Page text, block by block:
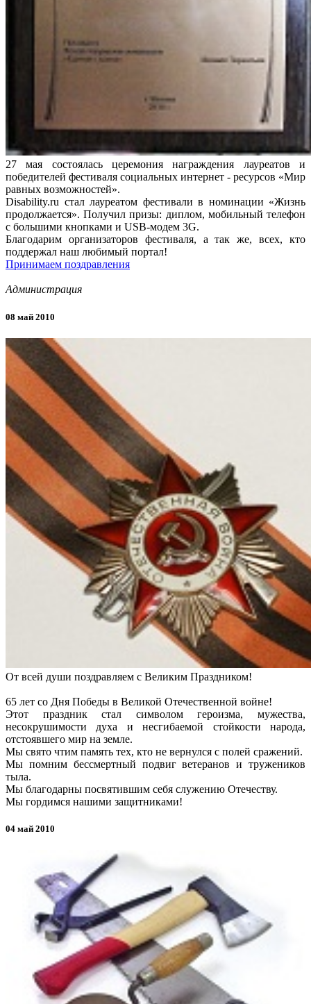
27 мая состоялась церемония награждения лауреатов и
победителей фестиваля социальных интернет - ресурсов «Мир
равных возможностей».
Disability.ru стал лауреатом фестивали в номинации «Жизнь
продолжается». Получил призы: диплом, мобильный телефон
с большими кнопками и USB-модем 3G.
Благодарим организаторов фестиваля, а так же, всех, кто
поддержал наш любимый портал!
Принимаем поздравления
Администрация
08 май 2010
От всей души поздравляем с Великим Праздником!
65 лет со Дня Победы в Великой Отечественной войне!
Этот праздник стал символом героизма, мужества,
несокрушимости духа и несгибаемой стойкости народа,
отстоявшего мир на земле.
Мы свято чтим память тех, кто не вернулся с полей сражений.
Мы помним бессмертный подвиг ветеранов и тружеников
тыла.
Мы благодарны посвятившим себя служению Отечеству.
Мы гордимся нашими защитниками!
04 май 2010